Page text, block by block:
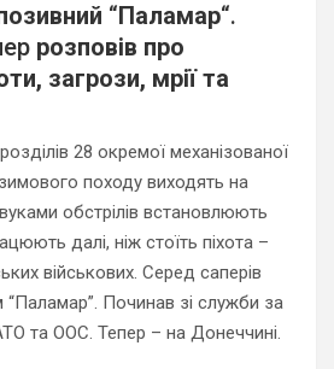
“Паламар“.
розповів про
загрози, мрії та
28 окремої механізованої
походу виходять на
обстрілів встановлюють
далі, ніж стоїть піхота –
військових. Серед саперів
“Паламар”. Починав зі служби за
та ООС. Тепер – на Донеччині.